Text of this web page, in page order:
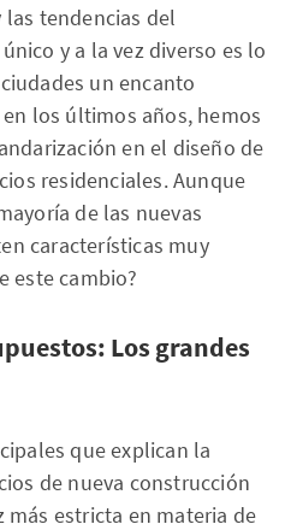
tendencias del
y a la vez diverso es lo
un encanto
los últimos años, hemos
en el diseño de
residenciales. Aunque
de las nuevas
características muy
este cambio?
Los grandes
que explican la
de nueva construcción
más estricta en materia de